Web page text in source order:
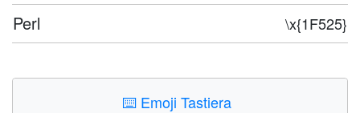
Perl \x{1F525}
⌨️ Emoji Tastiera